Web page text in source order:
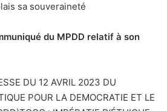
sa souveraineté
du MPDD relatif à son
DU 12 AVRIL 2023 DU
POUR LA DEMOCRATIE ET LE